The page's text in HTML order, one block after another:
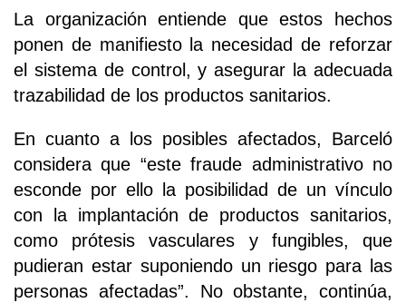
La organización entiende que estos hechos
ponen de manifiesto la necesidad de reforzar
el sistema de control, y asegurar la adecuada
trazabilidad de los productos sanitarios.
En cuanto a los posibles afectados, Barceló
considera que “este fraude administrativo no
esconde por ello la posibilidad de un vínculo
con la implantación de productos sanitarios,
como prótesis vasculares y fungibles, que
pudieran estar suponiendo un riesgo para las
personas afectadas”. No obstante, continúa,